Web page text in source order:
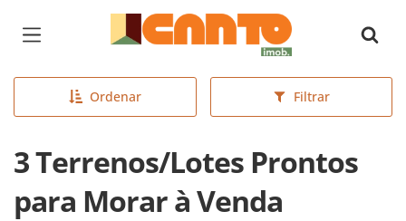
Página inicial
Ordenar Filtrar
3 Terrenos/Lotes Prontos
para Morar à Venda